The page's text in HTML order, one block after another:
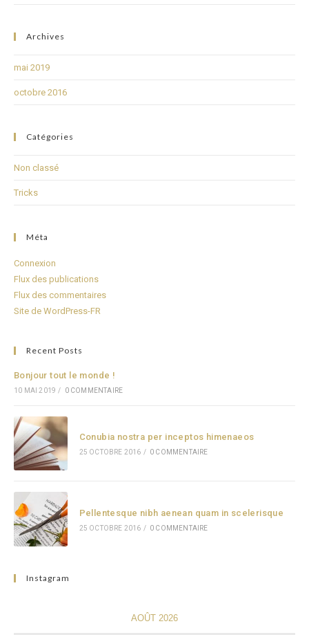
Archives
mai 2019
octobre 2016
Catégories
Non classé
Tricks
Méta
Connexion
Flux des publications
Flux des commentaires
Site de WordPress-FR
Recent Posts
Bonjour tout le monde !
10 MAI 2019 / 0 COMMENTAIRE
Conubia nostra per inceptos himenaeos
25 OCTOBRE 2016 / 0 COMMENTAIRE
Pellentesque nibh aenean quam in scelerisque
25 OCTOBRE 2016 / 0 COMMENTAIRE
Instagram
AOÛT 2026